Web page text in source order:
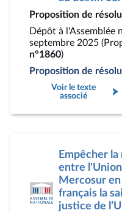
Proposition de
Dépôt à l'Assemblée
septembre 2025
n°1860)
Proposition de
Voir le texte
associé
Empêcher
entre
Mercosur en
français la
justice de